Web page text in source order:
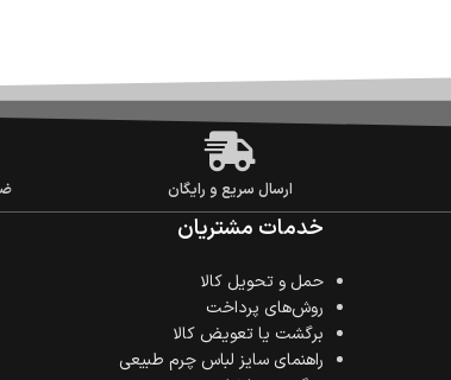
ارسال سریع و رایگان
خدمات مشتریان
حمل‌ و تحویل کالا
روش‌های پرداخت
برگشت یا تعویض کالا
راهنمای سایز لباس چرم طبیعی